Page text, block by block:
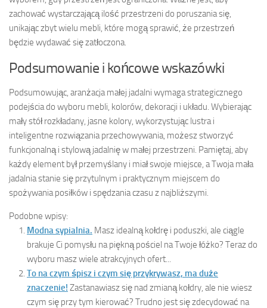
zachować wystarczającą ilość przestrzeni do poruszania się,
unikając zbyt wielu mebli, które mogą sprawić, że przestrzeń
będzie wydawać się zatłoczona.
Podsumowanie i końcowe wskazówki
Podsumowując, aranżacja małej jadalni wymaga strategicznego
podejścia do wyboru mebli, kolorów, dekoracji i układu. Wybierając
mały stół rozkładany, jasne kolory, wykorzystując lustra i
inteligentne rozwiązania przechowywania, możesz stworzyć
funkcjonalną i stylową jadalnię w małej przestrzeni. Pamiętaj, aby
każdy element był przemyślany i miał swoje miejsce, a Twoja mała
jadalnia stanie się przytulnym i praktycznym miejscem do
spożywania posiłków i spędzania czasu z najbliższymi.
Podobne wpisy:
Modna sypialnia. Masz idealną kołdrę i poduszki, ale ciągle
brakuje Ci pomysłu na piękną pościel na Twoje łóżko? Teraz do
wyboru masz wiele atrakcyjnych ofert...
To na czym śpisz i czym się przykrywasz, ma duże
znaczenie! Zastanawiasz się nad zmianą kołdry, ale nie wiesz
czym się przy tym kierować? Trudno jest się zdecydować na